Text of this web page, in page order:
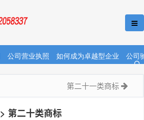
公司营业执照 如何成为卓越型企业 公司
第二十一类商标
> 第二十类商标